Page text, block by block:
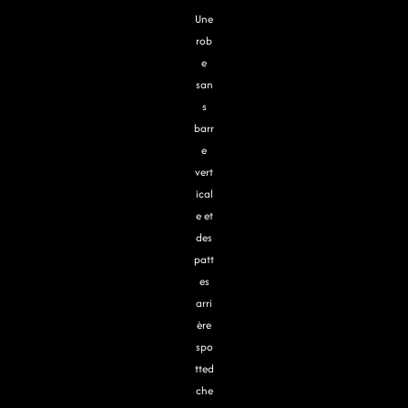
Une
rob
e
san
s
barr
e
vert
ical
e et
des
patt
es
arri
ère
spo
tted
che